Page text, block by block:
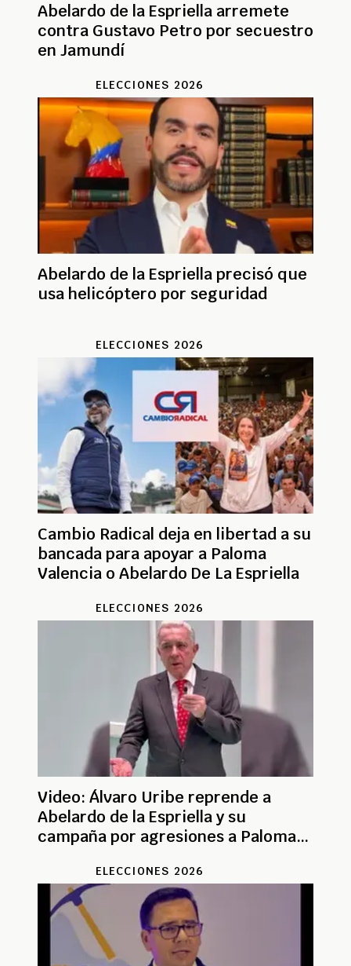
Abelardo de la Espriella arremete
contra Gustavo Petro por secuestro
en Jamundí
ELECCIONES 2026
Abelardo de la Espriella precisó que
usa helicóptero por seguridad
ELECCIONES 2026
Cambio Radical deja en libertad a su
bancada para apoyar a Paloma
Valencia o Abelardo De La Espriella
ELECCIONES 2026
Video: Álvaro Uribe reprende a
Abelardo de la Espriella y su
campaña por agresiones a Paloma
ELECCIONES 2026